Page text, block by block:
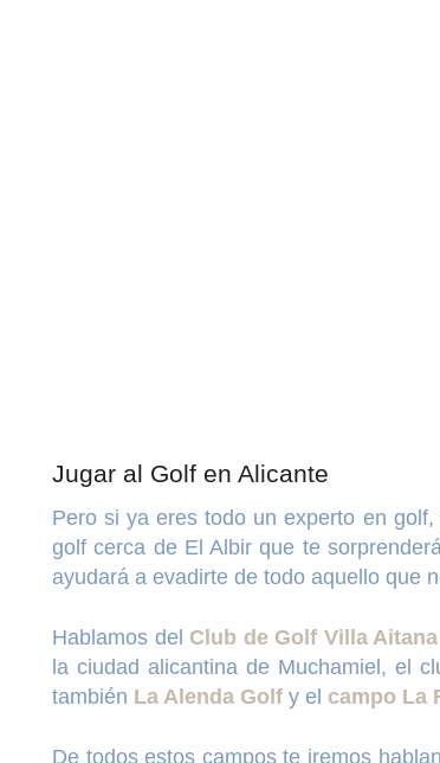
Jugar al Golf en Alicante
Pero si ya eres todo un experto en
golf cerca de El Albir que te
ayudará a evadirte de todo aquello que
Hablamos del Club de Golf Villa
la ciudad alicantina de Muchamiel, el
también La Alenda Golf y el campo La
De todos estos campos te iremos